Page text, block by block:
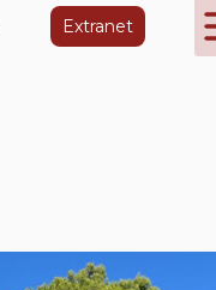
Extranet